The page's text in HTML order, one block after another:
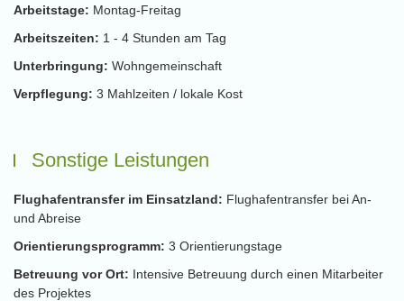
Arbeitstage: Montag-Freitag
Arbeitszeiten: 1 - 4 Stunden am Tag
Unterbringung: Wohngemeinschaft
Verpflegung: 3 Mahlzeiten / lokale Kost
Sonstige Leistungen
Flughafentransfer im Einsatzland: Flughafentransfer bei An-
und Abreise
Orientierungsprogramm: 3 Orientierungstage
Betreuung vor Ort: Intensive Betreuung durch einen Mitarbeiter
des Projektes